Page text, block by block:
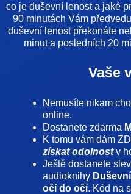
co je duševní lenost a jaké
90 minutách Vám
duševní lenost překonáte
minut a posledních 20
Vaše
Nemusíte nikam
online.
Dostanete zdarma
K tomu vám dám
získat odolnostv
Ještě dostanete
audioknihy
očí do očí. Kód na